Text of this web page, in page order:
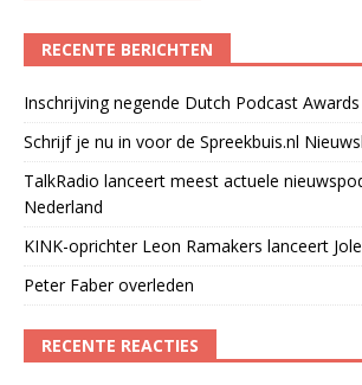
RECENTE BERICHTEN
Inschrijving negende Dutch Podcast
Schrijf je nu in voor de Spreekbuis.nl
TalkRadio lanceert meest actuele
Nederland
KINK-oprichter Leon Ramakers lanceert
Peter Faber overleden
RECENTE REACTIES